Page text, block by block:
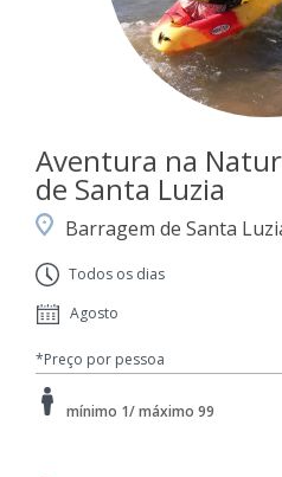
Aventura na
de Santa Luzia
Barragem de Santa
Todos os dias
Agosto
*Preço por pessoa
mínimo 1/ máximo 99